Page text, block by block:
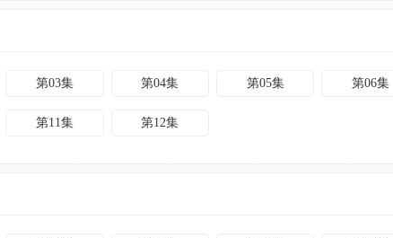
第03集 第04集 第05集 第06集
第11集 第12集